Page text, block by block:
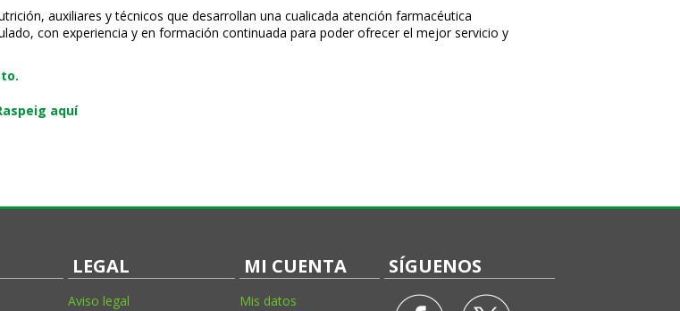
auxiliares y técnicos que desarrollan una cualificada atención farmacéutica
con experiencia y en formación continuada para poder ofrecer el mejor servicio y
aquí
LEGAL
Aviso legal
MI CUENTA
Mis datos
SÍGUENOS